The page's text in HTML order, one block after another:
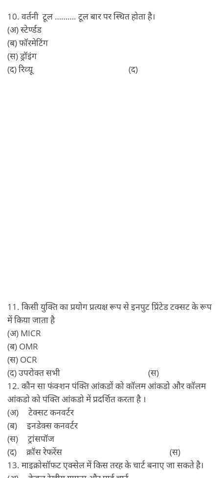
10. वर्तनी टूल ………. टूल बार पर स्थित होता है।
(अ) स्‍टेर्ण्‍डड
(ब) फॉरमेटिंग
(स) ड्रॉइंग
(द) रिव्‍यू (द)
11. किसी युक्ति का प्रयोग प्रत्‍यक्ष रूप से इनपुट प्रिंटेड टक्‍सट के रूप
में किया जाता है
(अ) MICR
(ब) OMR
(स) OCR
(द) उपरोक्‍त सभी (स)
12. कौन सा फंक्‍शन पंक्ति आंकडों को कॉलम आंकडो और कॉलम
आंकडो को पंक्ति आंकडो में प्रदर्शित करता है ।
(अ) टेक्‍सट कनवर्टर
(ब) इनडेक्‍स कनवर्टर
(स) ट्रांसपॉज
(द) क्रॉस रेफरेंस (स)
13. माइक्रोसॉफट एक्‍सेल में किस तरह के चार्ट बनाए जा सकते है।